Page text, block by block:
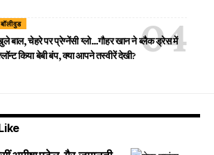
बॉलीवुड
बाल, चेहरे पर प्रेग्नेंसी ग्लो…गौहर खान ने ब्लैक ड्रेस में
किया बेबी बंप, क्या आपने तस्वीरें देखी?